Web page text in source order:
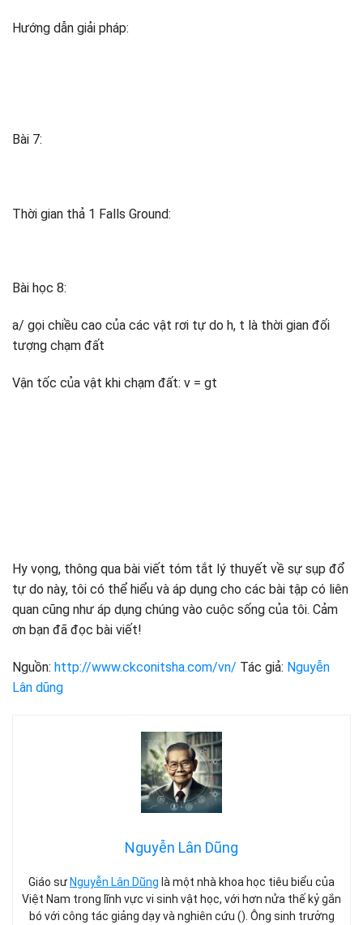
Hướng dẫn giải pháp:
Bài 7:
Thời gian thả 1 Falls Ground:
Bài học 8:
a/ gọi chiều cao của các vật rơi tự do h, t là thời gian đối
tượng chạm đất
Vận tốc của vật khi chạm đất: v = gt
Hy vọng, thông qua bài viết tóm tắt lý thuyết về sự sụp đổ
tự do này, tôi có thể hiểu và áp dụng cho các bài tập có liên
quan cũng như áp dụng chúng vào cuộc sống của tôi. Cảm
ơn bạn đã đọc bài viết!
Nguồn: http://www.ckconitsha.com/vn/ Tác giả: Nguyễn
Lân dũng
Nguyễn Lân Dũng
Giáo sư Nguyễn Lân Dũng là một nhà khoa học tiêu biểu của
Việt Nam trong lĩnh vực vi sinh vật học, với hơn nửa thế kỷ gắn
bó với công tác giảng dạy và nghiên cứu (). Ông sinh trưởng